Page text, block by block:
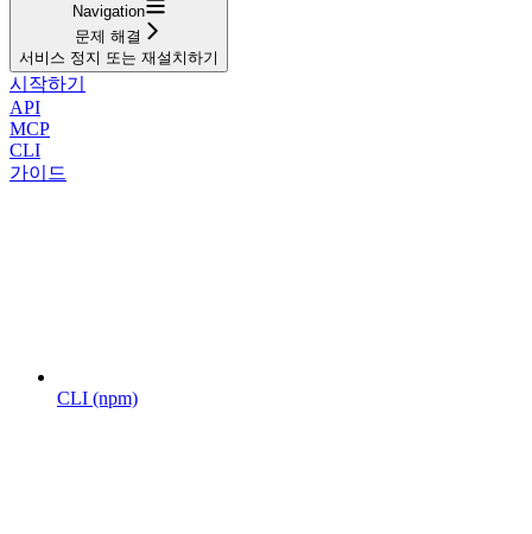
Navigation
문제 해결
서비스 정지 또는 재설치하기
시작하기
API
MCP
CLI
가이드
CLI (npm)